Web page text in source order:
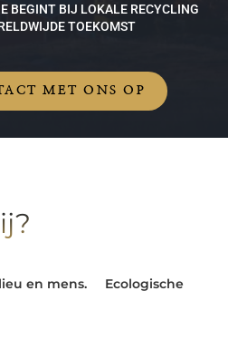
BEGINT BIJ LOKALE RECYCLING
TOEKOMST
MET ONS OP
mens. Ecologische